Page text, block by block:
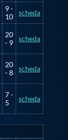
9 -
10
scheda
20
- 9
scheda
20
- 8
scheda
7 -
5
scheda